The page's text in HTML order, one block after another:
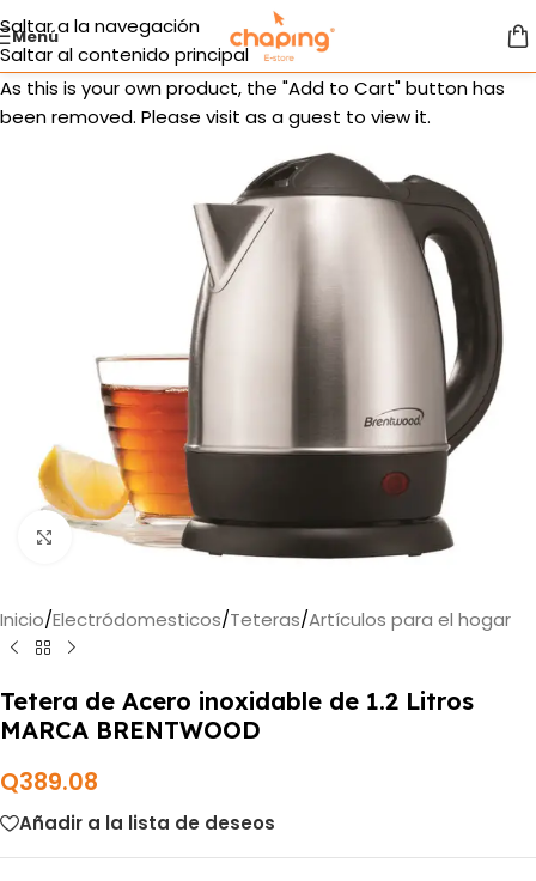
Saltar a la navegación
Saltar al contenido principal
Menú
As this is your own product, the "Add to Cart" button has
been removed. Please visit as a guest to view it.
Haga clic para ampliar
Inicio/Electródomesticos/Teteras/Artículos para el hogar
Tetera de Acero inoxidable de 1.2 Litros
MARCA BRENTWOOD
Q389.08
Añadir a la lista de deseos